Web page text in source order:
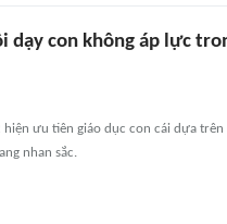
dạy con không áp lực
ưu tiên giáo dục con cái dựa trên
nhan sắc.